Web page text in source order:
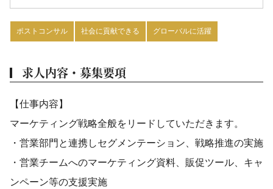
ポストコンサル 社会に貢献できる グローバルに活躍
求人内容・募集要項
【仕事内容】
マーケティング戦略全般をリードしていただきます。
・営業部門と連携しセグメンテーション、戦略推進の実施
・営業チームへのマーケティング資料、販促ツール、キャ
ンペーン等の支援実施